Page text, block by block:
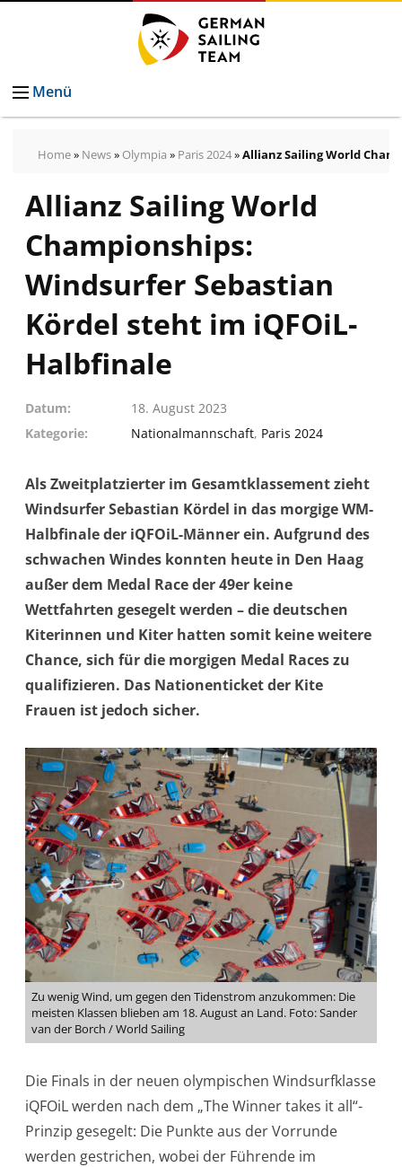
Menü
Home» News» Olympia » Paris 2024»Allianz Sailing World
Allianz Sailing World
Championships:
Windsurfer Sebastian
Kördel steht im iQFOiL-
Halbfinale
Datum
18. August 2023
Kategorie
Nationalmannschaft, Paris 2024
Als Zweitplatzierter im Gesamtklassement zieht
Windsurfer Sebastian Kördel in das morgige WM-
Halbfinale der iQFOiL-Männer ein. Aufgrund des
schwachen Windes konnten heute in Den Haag
außer dem Medal Race der 49er keine
Wettfahrten gesegelt werden – die deutschen
Kiterinnen und Kiter hatten somit keine weitere
Chance, sich für die morgigen Medal Races zu
qualifizieren. Das Nationenticket der Kite
Frauen ist jedoch sicher.
Zu wenig Wind, um gegen den Tidenstrom anzukommen: Die
meisten Klassen blieben am 18. August an Land. Foto: Sander
van der Borch / World Sailing
Die Finals in der neuen olympischen Windsurfklasse
iQFOiL werden nach dem „The Winner takes it all“-
Prinzip gesegelt: Die Punkte aus der Vorrunde
werden gestrichen, wobei der Führende im